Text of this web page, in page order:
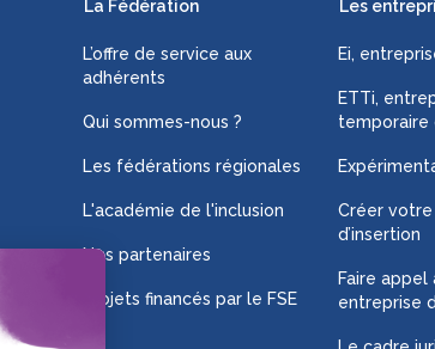
La Fédération
L’offre de service aux
adhérents
Qui sommes-nous ?
Les fédérations régionales
L'académie de l'inclusion
Nos partenaires
Projets financés par le FSE
Les
Ei,
ETTi,
temporaire
Créer
d’insertion
Faire appel
entreprise